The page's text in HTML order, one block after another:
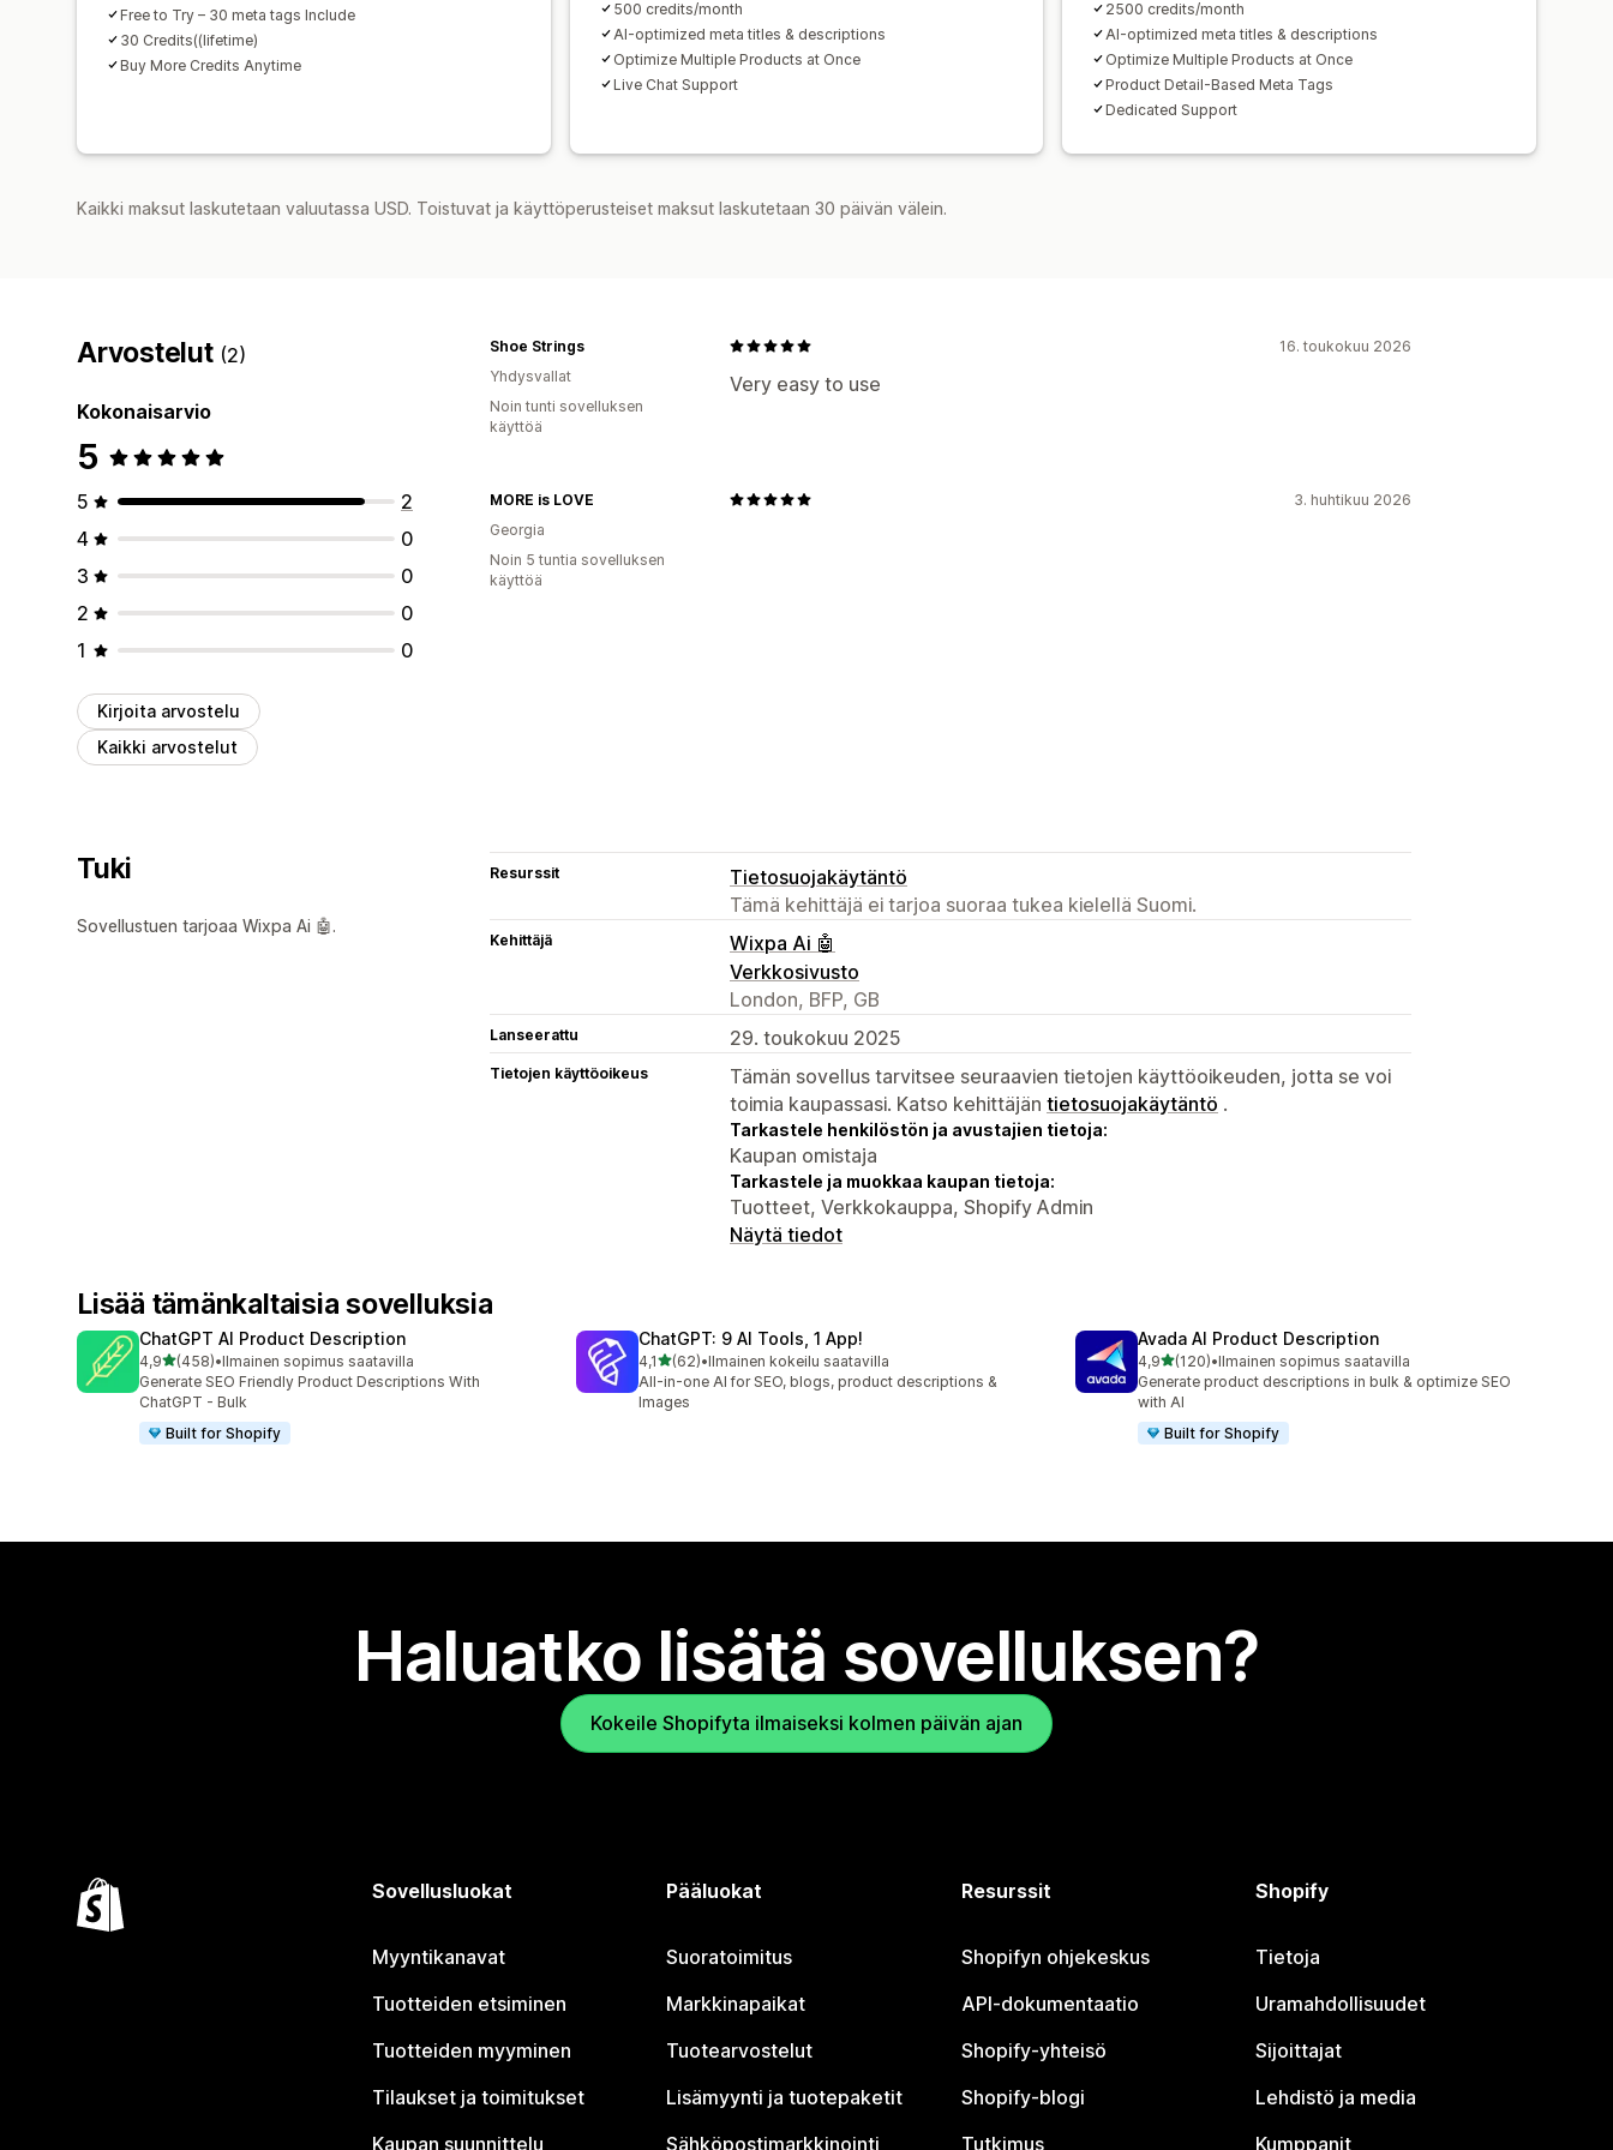
Free to Try – 30 meta tags Include
30 Credits((lifetime)
Buy More Credits Anytime
500 credits/month
AI-optimized meta titles & descriptions
Optimize Multiple Products at Once
Live Chat Support
2500 credits/month
AI-optimized meta titles & descriptions
Optimize Multiple Products at Once
Product Detail-Based Meta Tags
Dedicated Support
Kaikki maksut laskutetaan valuutassa USD. Toistuvat ja käyttöperusteiset maksut laskutetaan 30 päivän välein.
Arvostelut (2)
Kokonaisarvio
5
5
2
4
0
3
0
2
0
1
0
Kirjoita arvostelu
Kaikki arvostelut
16. toukokuu 2026
Very easy to use
Shoe Strings
Yhdysvallat
Noin tunti sovelluksen
käyttöä
3. huhtikuu 2026
MORE is LOVE
Georgia
Noin 5 tuntia sovelluksen
käyttöä
Tuki
Sovellustuen tarjoaa Wixpa Ai 🤖.
Resurssit
Tietosuojakäytäntö
Tämä kehittäjä ei tarjoa suoraa tukea kielellä Suomi.
Kehittäjä
Wixpa Ai 🤖
Verkkosivusto
London, BFP, GB
Lanseerattu 29. toukokuu 2025
Tietojen käyttöoikeus
Tämän sovellus tarvitsee seuraavien tietojen käyttöoikeuden, jotta se voi
toimia kaupassasi. Katso kehittäjän tietosuojakäytäntö .
Tarkastele henkilöstön ja avustajien tietoja:
Kaupan omistaja
Tarkastele ja muokkaa kaupan tietoja:
Tuotteet, Verkkokauppa, Shopify Admin
Näytä tiedot
Lisää tämänkaltaisia sovelluksia
ChatGPT AI Product Description
4,9/ 5 tähteä
(458)
458 arvostelua yhteensä
•Ilmainen sopimus saatavilla
Generate SEO Friendly Product Descriptions With
ChatGPT - Bulk
Built for Shopify
ChatGPT: 9 AI Tools, 1 App!
4,1/ 5 tähteä
(62)
62 arvostelua yhteensä
•Ilmainen kokeilu saatavilla
All-in-one AI for SEO, blogs, product descriptions &
Images
Avada AI Product Description
4,9/ 5 tähteä
(120)
120 arvostelua yhteensä
•Ilmainen sopimus saatavilla
Generate product descriptions in bulk & optimize SEO
with AI
Built for Shopify
Haluatko lisätä sovelluksen?
Kokeile Shopifyta ilmaiseksi kolmen päivän ajan
Sovellusluokat
Myyntikanavat
Tuotteiden etsiminen
Tuotteiden myyminen
Tilaukset ja toimitukset
Kaupan suunnittelu
Pääluokat
Suoratoimitus
Markkinapaikat
Tuotearvostelut
Lisämyynti ja tuotepaketit
Sähköpostimarkkinointi
Resurssit
Shopifyn ohjekeskus
API-dokumentaatio
Shopify-yhteisö
Shopify-blogi
Tutkimus
Shopify
Tietoja
Uramahdollisuudet
Sijoittajat
Lehdistö ja media
Kumppanit